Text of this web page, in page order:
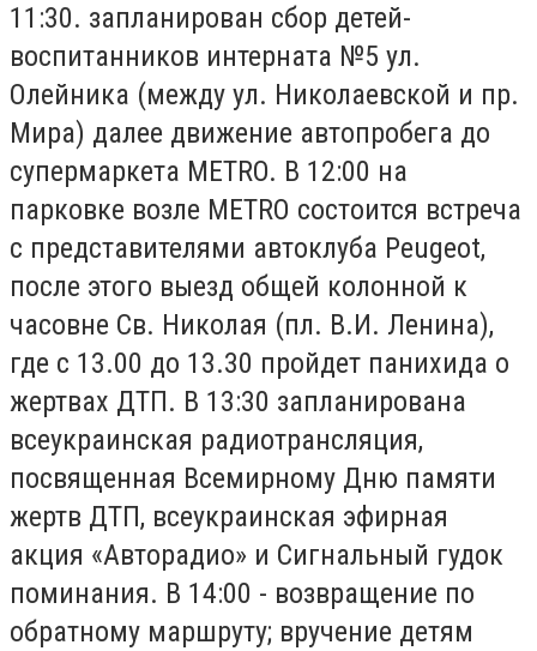
11:30. запланирован сбор детей-
воспитанников интерната №5 ул.
Олейника (между ул. Николаевской и пр.
Мира) далее движение автопробега до
супермаркета METRO. В 12:00 на
парковке возле METRO состоится встреча
с представителями автоклуба Peugeot,
после этого выезд общей колонной к
часовне Св. Николая (пл. В.И. Ленина),
где с 13.00 до 13.30 пройдет панихида о
жертвах ДТП. В 13:30 запланирована
всеукраинская радиотрансляция,
посвященная Всемирному Дню памяти
жертв ДТП, всеукраинская эфирная
акция «Авторадио» и Сигнальный гудок
поминания. В 14:00 - возвращение по
обратному маршруту; вручение детям